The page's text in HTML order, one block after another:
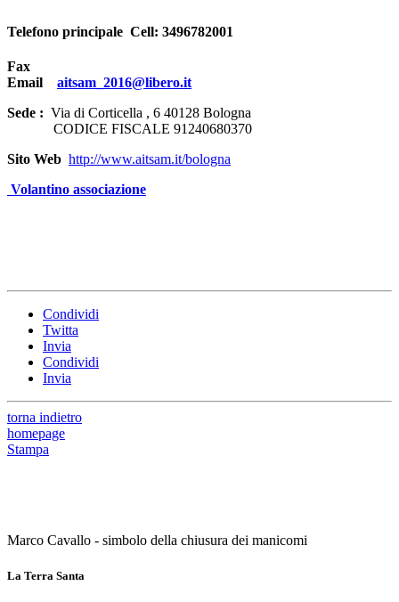
Telefono principale Cell: 3496782001
Fax
Email
aitsam_2016@libero.it
Sede : Via di Corticella , 6 40128 Bologna
CODICE FISCALE 91240680370
Sito Web http://www.aitsam.it/bologna
Volantino associazione
Condividi
Twitta
Invia
Condividi
Invia
torna indietro
homepage
Stampa
Marco Cavallo - simbolo della chiusura dei manicomi
La Terra Santa